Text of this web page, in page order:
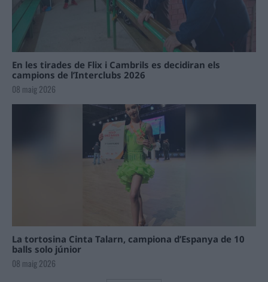
En les tirades de Flix i Cambrils es decidiran els
campions de l’Interclubs 2026
08 maig 2026
La tortosina Cinta Talarn, campiona d’Espanya de 10
balls solo júnior
08 maig 2026